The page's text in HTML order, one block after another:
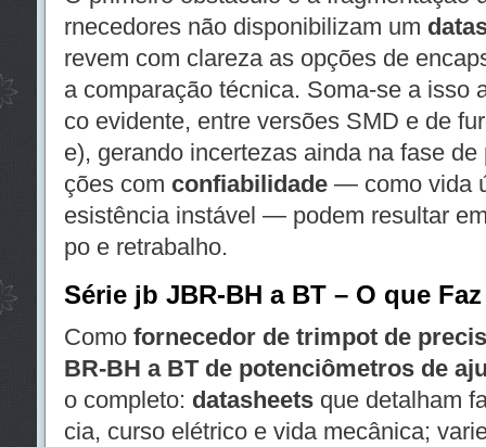
rnecedores não disponibilizam um
revem com clareza as opções de
a comparação técnica. Soma-se a isso
co evidente, entre versões SMD e de
e), gerando incertezas ainda na fase
ções com confiabilidade— como vida
esistência instável — podem resultar
po e retrabalho.
Série jb JBR-BH a BT – O que
Como fornecedor de trimpot de
BR-BH a BT de potenciômetros de
o completo: datasheetsque detalham
cia, curso elétrico e vida mecânica;